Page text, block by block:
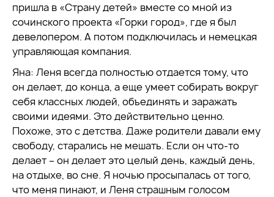
пришла в «Страну детей» вместе со мной из
сочинского проекта «Горки город», где я был
девелопером. А потом подключилась и немецкая
управляющая компания.
Яна: Леня всегда полностью отдается тому, что
он делает, до конца, а еще умеет собирать вокруг
себя классных людей, объединять и заражать
своими идеями. Это действительно ценно.
Похоже, это с детства. Даже родители давали ему
свободу, старались не мешать. Если он что-то
делает – он делает это целый день, каждый день,
на отдыхе, во сне. Я ночью просыпалась от того,
что меня пинают, и Леня страшным голосом